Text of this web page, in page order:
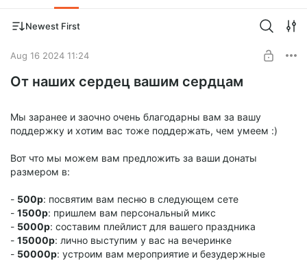
Newest First
Aug 16 2024 11:24
От наших сердец вашим сердцам
Мы заранее и заочно очень благодарны вам за вашу
поддержку и хотим вас тоже поддержать, чем умеем :)
Вот что мы можем вам предложить за ваши донаты
размером в:
- 500р: посвятим вам песню в следующем сете
- 1500р: пришлем вам персональный микс
- 5000р: составим плейлист для вашего праздника
- 15000р: лично выступим у вас на вечеринке
- 50000р: устроим вам мероприятие и безудержные